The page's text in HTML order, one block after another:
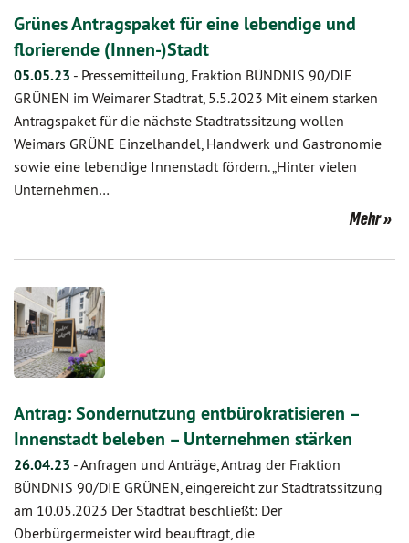
Grünes Antragspaket für eine lebendige und
florierende (Innen-)Stadt
05.05.23 - Pressemitteilung, Fraktion BÜNDNIS 90/DIE
GRÜNEN im Weimarer Stadtrat, 5.5.2023 Mit einem starken
Antragspaket für die nächste Stadtratssitzung wollen
Weimars GRÜNE Einzelhandel, Handwerk und Gastronomie
sowie eine lebendige Innenstadt fördern. „Hinter vielen
Unternehmen…
Mehr
Antrag: Sondernutzung entbürokratisieren –
Innenstadt beleben – Unternehmen stärken
26.04.23 -Anfragen und Anträge, Antrag der Fraktion
BÜNDNIS 90/DIE GRÜNEN, eingereicht zur Stadtratssitzung
am 10.05.2023 Der Stadtrat beschließt: Der
Oberbürgermeister wird beauftragt, die